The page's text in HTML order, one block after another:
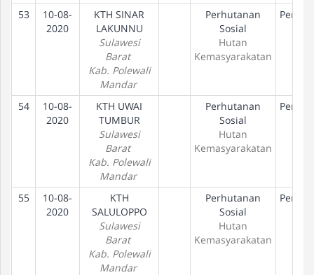
53
10-08-
2020
KTH SINAR
LAKUNNU
Sulawesi
Barat
Kab. Polewali
Mandar
Perhutanan
Sosial
Hutan
Kemasyarakatan
54
10-08-
2020
KTH UWAI
TUMBUR
Sulawesi
Barat
Kab. Polewali
Mandar
Perhutanan
Sosial
Hutan
Kemasyarakatan
55
10-08-
2020
KTH
SALULOPPO
Sulawesi
Barat
Kab. Polewali
Mandar
Perhutanan
Sosial
Hutan
Kemasyarakatan